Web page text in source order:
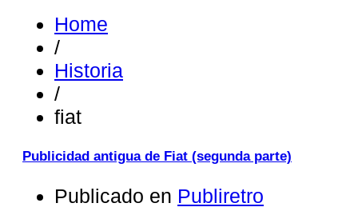
Home
/
Historia
/
fiat
Publicidad antigua de Fiat (segunda parte)
Publicado en Publiretro